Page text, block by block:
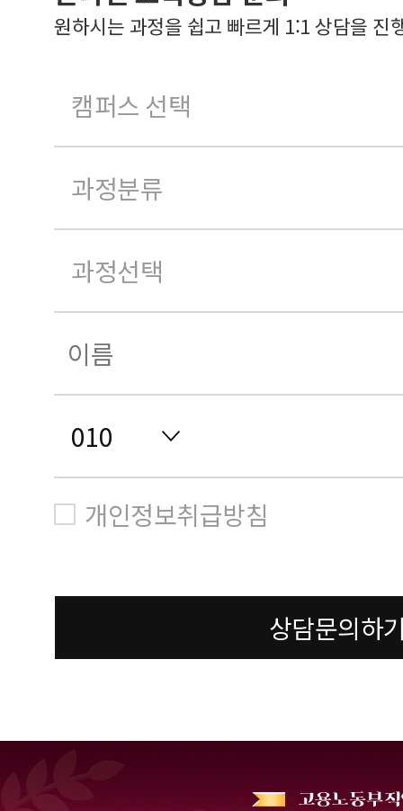
원하시는 과정을 쉽고 빠르게 1:1 상담을 진
개인정보취급방침
상담문의하